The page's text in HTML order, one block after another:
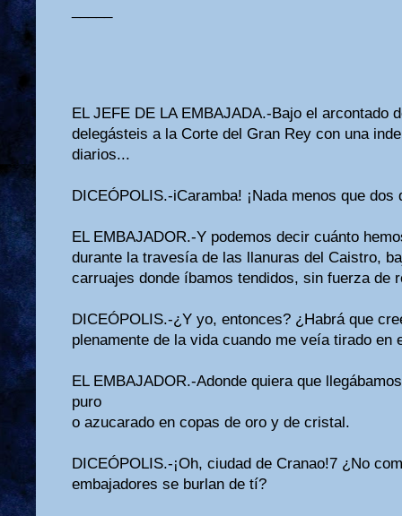
EL JEFE DE LA EMBAJADA.-Bajo el arcontado
delegásteis a la Corte del Gran Rey con una
diarios...
DICEÓPOLIS.-iCaramba! ¡Nada menos que dos
EL EMBAJADOR.-Y podemos decir cuánto
durante la travesía de las llanuras del Caistro,
carruajes donde íbamos tendidos, sin fuerza de
DICEÓPOLIS.-¿Y yo, entonces? ¿Habrá que
plenamente de la vida cuando me veía tirado en
EL EMBAJADOR.-Adonde quiera que
puro
o azucarado en copas de oro y de cristal.
DICEÓPOLIS.-¡Oh, ciudad de Cranao!7 ¿No
embajadores se burlan de tí?